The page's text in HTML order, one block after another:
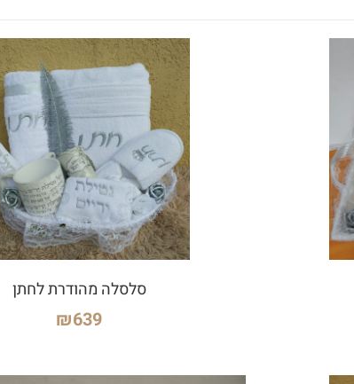
סלסלה מהודרת לחתן
₪639